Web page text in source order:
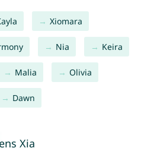
Xiomara
Nia Keira
Malia Olivia
Dawn
Xia